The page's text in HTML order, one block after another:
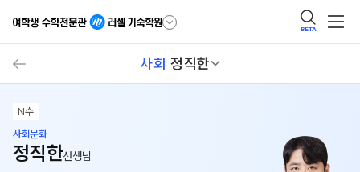
BETA
사회 정직한
N수
사회문화
정직한선생님